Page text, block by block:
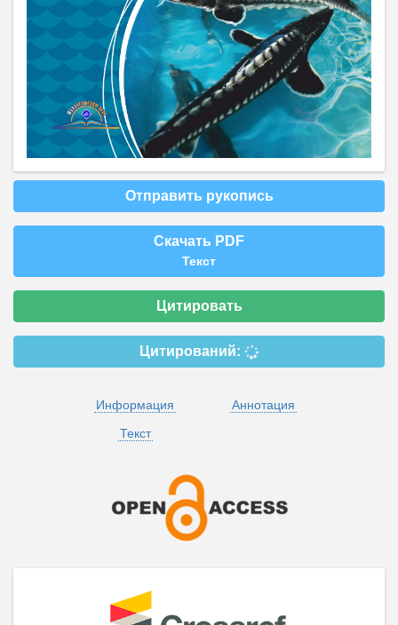
Отправить рукопись
Скачать PDF
Текст
Цитировать
Цитирований:
Информация
Аннотация
Текст